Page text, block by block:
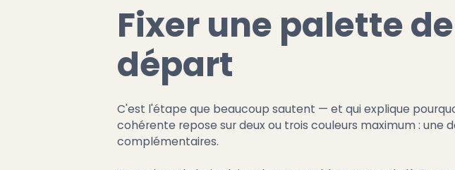
Fixer une palette
départ
C'est l'étape que beaucoup sautent — et qui explique
cohérente repose sur deux ou trois couleurs maximum :
complémentaires.